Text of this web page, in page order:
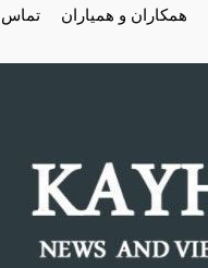
همکاران و همیاران تماس